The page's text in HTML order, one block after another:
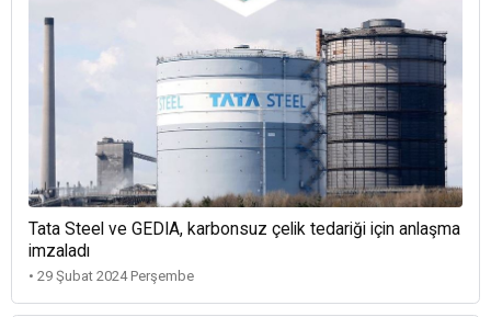
Tata Steel ve GEDIA, karbonsuz çelik tedariği için anlaşma
imzaladı
• 29 Şubat 2024 Perşembe